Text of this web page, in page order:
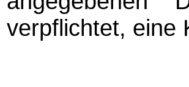
verpflichtet, eine